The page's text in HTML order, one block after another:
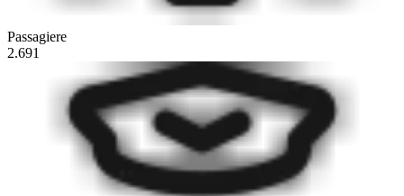
Passagiere
2.691